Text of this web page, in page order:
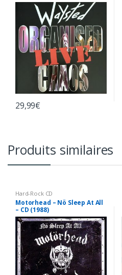
29,99€
Produits similaires
Hard-Rock CD
Motorhead – Nö Sleep At All
– CD (1988)